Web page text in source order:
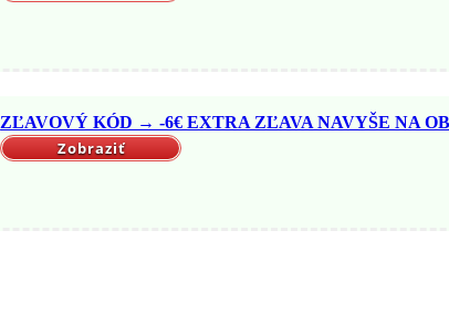
ZĽAVOVÝ KÓD → -6€ EXTRA ZĽAVA NAVYŠE NA
Zobraziť